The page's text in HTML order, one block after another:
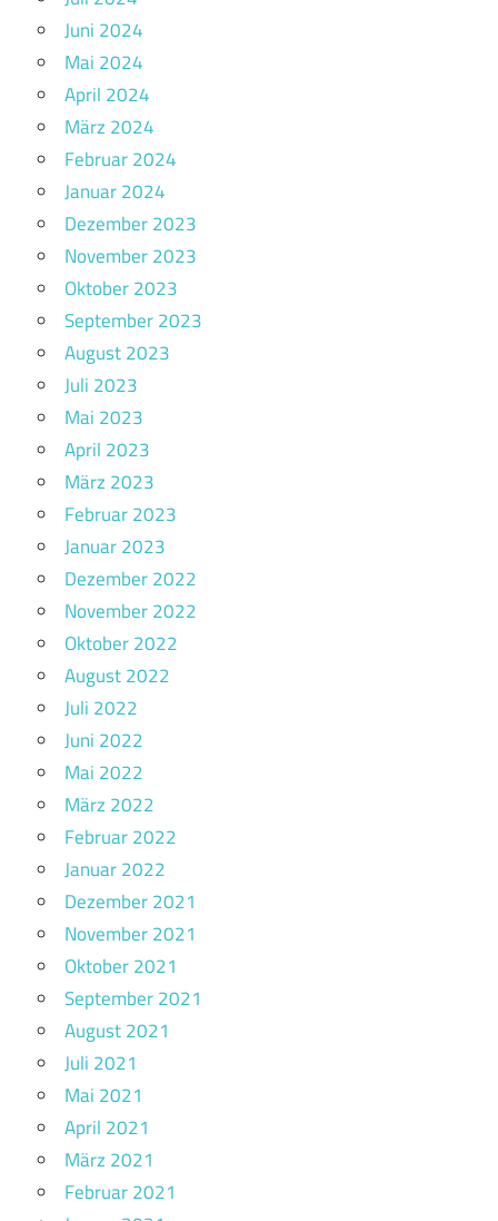
Juni 2024
Mai 2024
April 2024
März 2024
Februar 2024
Januar 2024
Dezember 2023
November 2023
Oktober 2023
September 2023
August 2023
Juli 2023
Mai 2023
April 2023
März 2023
Februar 2023
Januar 2023
Dezember 2022
November 2022
Oktober 2022
August 2022
Juli 2022
Juni 2022
Mai 2022
März 2022
Februar 2022
Januar 2022
Dezember 2021
November 2021
Oktober 2021
September 2021
August 2021
Juli 2021
Mai 2021
April 2021
März 2021
Februar 2021